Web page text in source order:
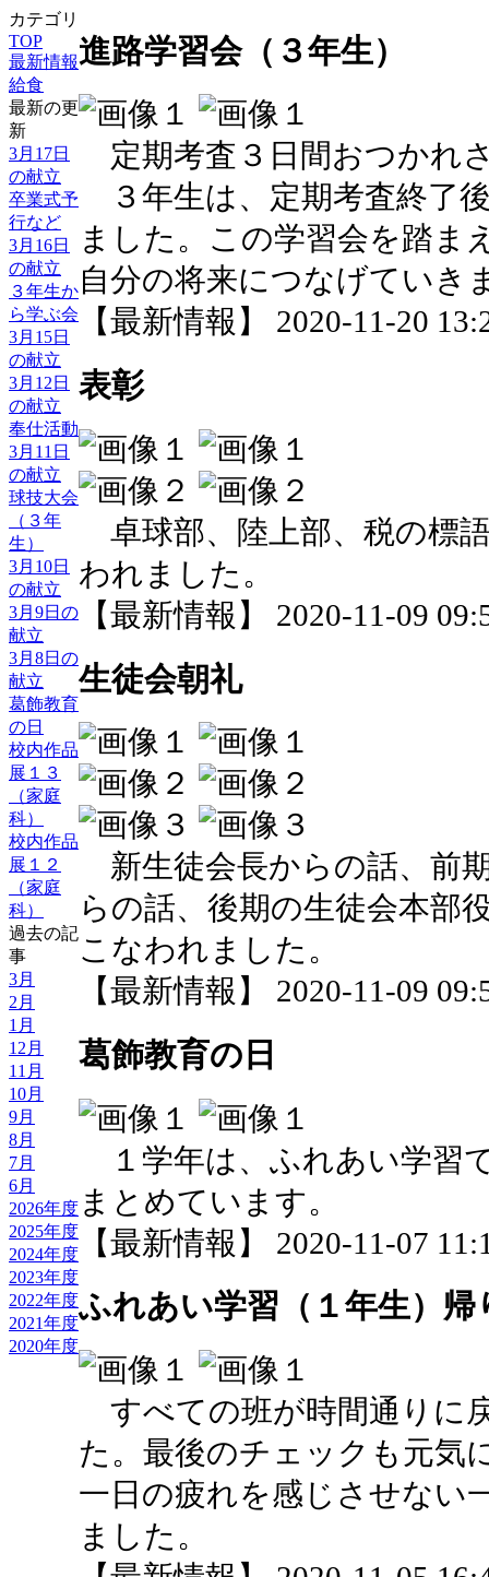
カテゴリ
TOP
最新情報
給食
最新の更
新
3月17日
の献立
卒業式予
行など
3月16日
の献立
３年生か
ら学ぶ会
3月15日
の献立
3月12日
の献立
奉仕活動
3月11日
の献立
球技大会
（３年
生）
3月10日
の献立
3月9日の
献立
3月8日の
献立
葛飾教育
の日
校内作品
展１３
（家庭
科）
校内作品
展１２
（家庭
科）
過去の記
事
3月
2月
1月
12月
11月
10月
9月
8月
7月
6月
2026年度
2025年度
2024年度
2023年度
2022年度
2021年度
2020年度
進路学習会（３年生）
定期考査３日間おつかれ
３年生は、定期考査終了
ました。この学習会を踏ま
自分の将来につなげていき
【最新情報】 2020-11-20
表彰
卓球部、陸上部、税の標
われました。
【最新情報】 2020-11-09
生徒会朝礼
新生徒会長からの話、前
らの話、後期の生徒会本部
こなわれました。
【最新情報】 2020-11-09
葛飾教育の日
１学年は、ふれあい学習
まとめています。
【最新情報】 2020-11-07
ふれあい学習（１年生）帰
すべての班が時間通りに
た。最後のチェックも元気
一日の疲れを感じさせない
ました。